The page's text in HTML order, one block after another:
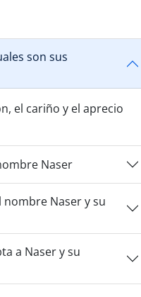
son sus
el cariño y el aprecio
Naser
nombre Naser y su
a Naser y su